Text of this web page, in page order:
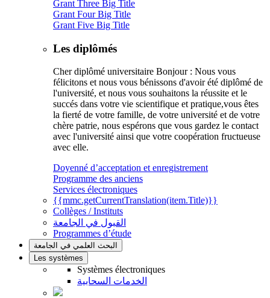
Grant Three Big Title
Grant Four Big Title
Grant Five Big Title
Les diplômés
Cher diplômé universitaire Bonjour : Nous vous
félicitons et nous vous bénissons d'avoir été diplômé de
l'université, et nous vous souhaitons la réussite et le
succés dans votre vie scientifique et pratique,vous êtes
la fierté de votre famille, de votre université et de votre
chère patrie, nous espérons que vous gardez le contact
avec l'université ainsi que votre coopération fructueuse
avec elle.
Doyenné d’acceptation et enregistrement
Programme des anciens
Services électroniques
{{mmc.getCurrentTranslation(item.Title)}}
Collèges / Instituts
القبول في الجامعة
Programmes d’étude
البحث العلمي في الجامعة
Les systèmes
Systèmes électroniques
الخدمات السحابية